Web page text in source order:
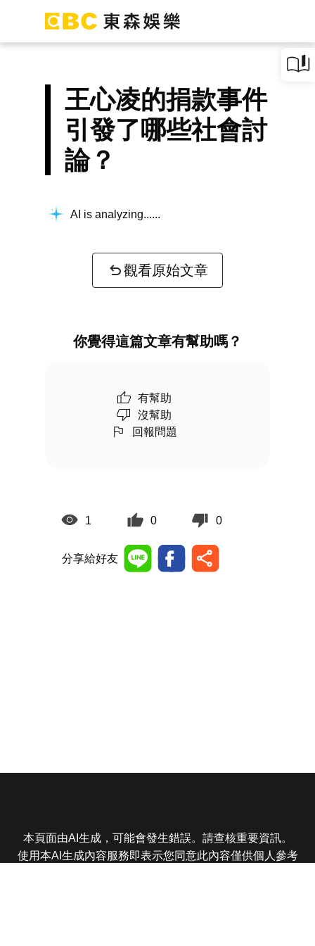
王心凌的捐款事件
引發了哪些社會討
論？
AI is analyzing...
觀看原始文章
你覺得這篇文章有幫助嗎？
有幫助
沒幫助
回報問題
1 0 0
分享給好友
本頁面由AI生成，可能會發生錯誤。請查核重要資訊。
使用本AI生成內容服務即表示您同意此內容僅供個人參考